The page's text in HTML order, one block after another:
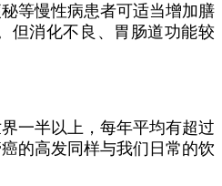
等慢性病患者可适当增加膳
但消化不良、胃肠道功能较
一半以上，每年平均有超过
的高发同样与我们日常的饮